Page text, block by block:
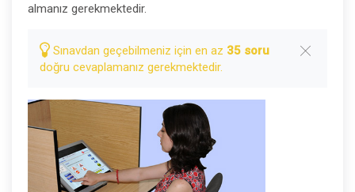
almanız gerekmektedir.
Sınavdan geçebilmeniz için en az 35 soru
doğru cevaplamanız gerekmektedir.